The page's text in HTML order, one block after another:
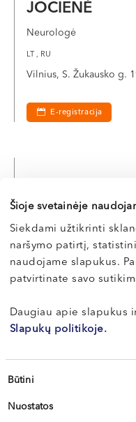
Šioje svetainėje
Siekdami užtikrinti
naršymo patirtį,
naudojame slapukus.
patvirtinate savo
Daugiau apie slapukus
Slapukų politikoje.
Sutikimo
Būtini
Nuostatos
JOCIENĖ
Neurologė
LT , RU
Vilnius, S. Žukausko g.
E-registracija
JOCYS
Neurologas
LT , EN
Vilnius, S. Žukausko g. 19
E-registracija
Vytautas
LUKOŠAITIS